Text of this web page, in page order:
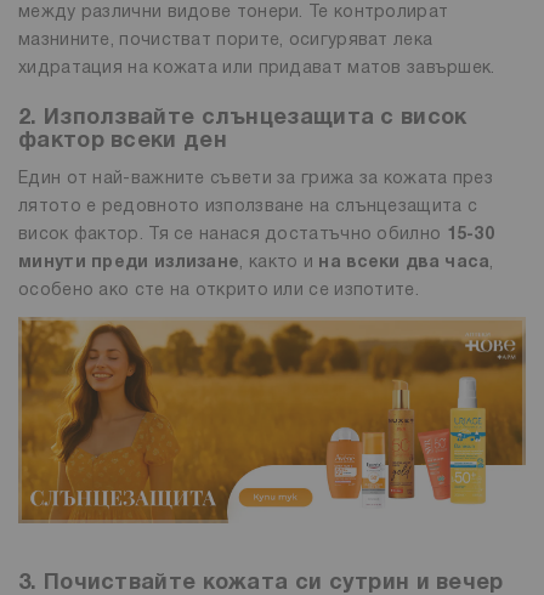
между различни видове тонери. Те контролират
мазнините, почистват порите, осигуряват лека
хидратация на кожата или придават матов завършек.
2. Използвайте слънцезащита с висок
фактор всеки ден
Един от най-важните съвети за грижа за кожата през
лятото е редовното използване на слънцезащита с
висок фактор. Тя се нанася достатъчно обилно 15-30
минути преди излизане, както и на всеки два часа,
особено ако сте на открито или се изпотите.
3. Почиствайте кожата си сутрин и вечер